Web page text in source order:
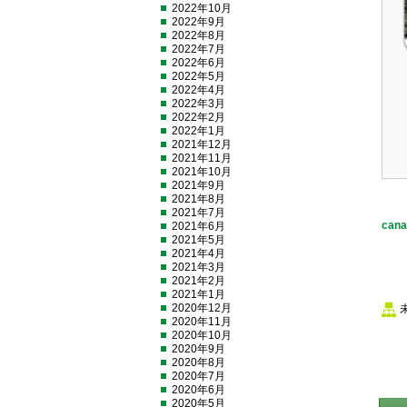
2022年10月
2022年9月
2022年8月
2022年7月
2022年6月
2022年5月
2022年4月
2022年3月
2022年2月
2022年1月
2021年12月
2021年11月
2021年10月
2021年9月
2021年8月
2021年7月
2021年6月
2021年5月
2021年4月
2021年3月
2021年2月
2021年1月
2020年12月
2020年11月
2020年10月
2020年9月
2020年8月
2020年7月
2020年6月
2020年5月